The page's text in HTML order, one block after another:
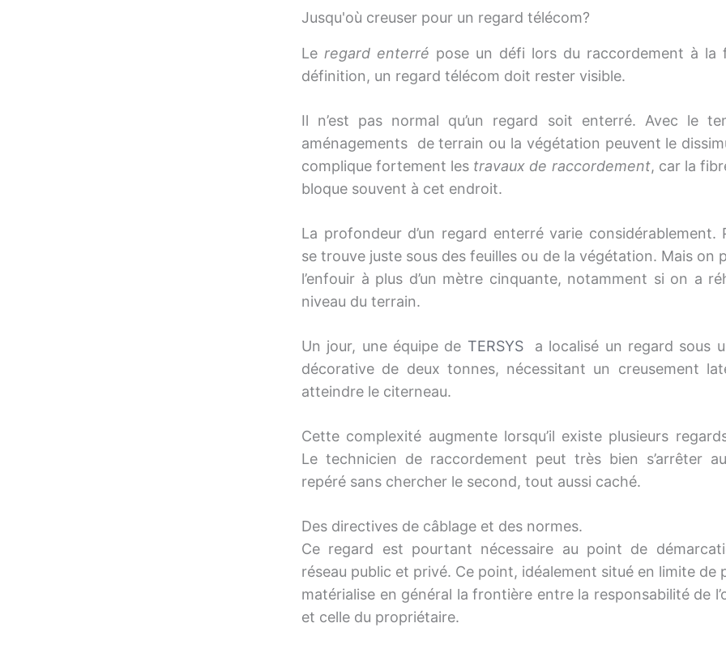
Jusqu'où creuser pour un regard télécom?
Le regard enterré pose un défi lors du raccordement à la
définition, un regard télécom doit rester visible.
Il n’est pas normal qu’un regard soit enterré. Avec le
aménagements de terrain ou la végétation peuvent le
complique fortement les travaux de raccordement, car la
bloque souvent à cet endroit.
La profondeur d’un regard enterré varie considérablement.
se trouve juste sous des feuilles ou de la végétation. Mais on
l’enfouir à plus d’un mètre cinquante, notamment si on a
niveau du terrain.
Un jour, une équipe de TERSYS a localisé un regard sous
décorative de deux tonnes, nécessitant un creusement
atteindre le citerneau.
Cette complexité augmente lorsqu’il existe plusieurs
Le technicien de raccordement peut très bien s’arrêter
repéré sans chercher le second, tout aussi caché.
Des directives de câblage et des normes.
Ce regard est pourtant nécessaire au point de
réseau public et privé. Ce point, idéalement situé en limite de
matérialise en général la frontière entre la responsabilité de
et celle du propriétaire.